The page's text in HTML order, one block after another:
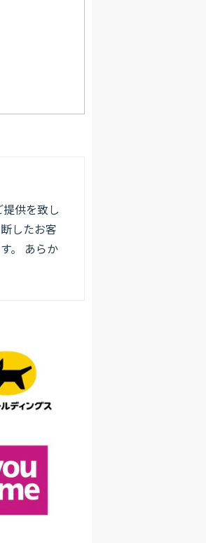
供を致し
したお客
。 あらか